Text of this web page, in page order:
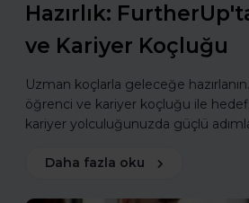
Hazırlık:
ve Kariyer Koçluğu
Uzman koçlarla geleceğe
öğrenci ve kariyer koçluğu ile
kariyer yolculuğunuzda güçlü
Daha fazla oku